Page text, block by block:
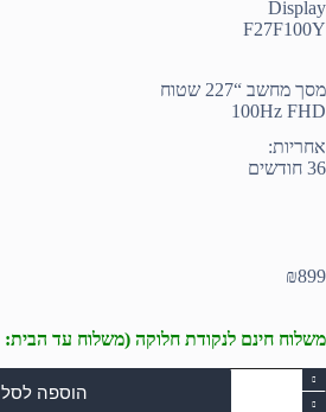
מסך מחשב “227 שטוח
100Hz FHD
אחריות:
36 חודשים
₪899
משלוח חינם לנקודת חלוקה (משלוח עד הבית: 50₪)
כמות
של
הוספה לסל